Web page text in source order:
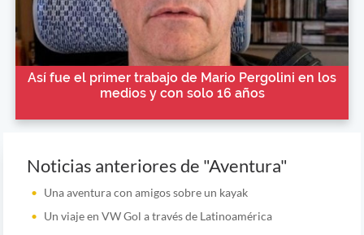
Así fue el primer trabajo de Mario Pergolini en los
medios y con solo 16 años
Noticias anteriores de "Aventura"
Una aventura con amigos sobre un kayak
Un viaje en VW Gol a través de Latinoamérica